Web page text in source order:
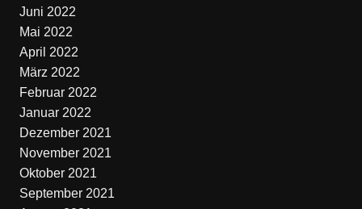
Juni 2022
Mai 2022
April 2022
März 2022
Februar 2022
Januar 2022
Dezember 2021
November 2021
Oktober 2021
September 2021